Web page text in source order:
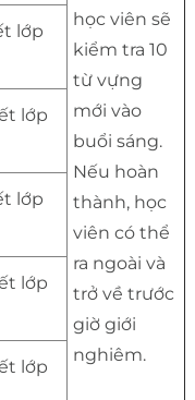
học viên sẽ
kiểm tra 10
từ vựng
mới vào
buổi sáng.
Nếu hoàn
thành, học
viên có thể
ra ngoài và
trở về trước
giờ giới
nghiêm.
lớp
lớp
lớp
lớp
lớp